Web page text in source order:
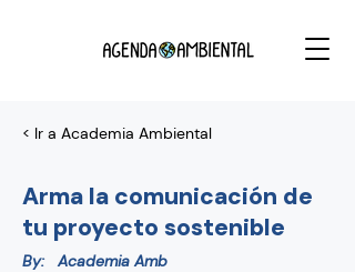
< Ir a Academia Ambiental
Arma la comunicación de
tu proyecto sostenible
Academia Amb
By: